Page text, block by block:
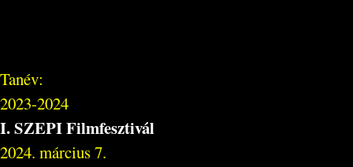
Tanév:
2023-2024
I. SZEPI Filmfesztivál
2024. március 7.